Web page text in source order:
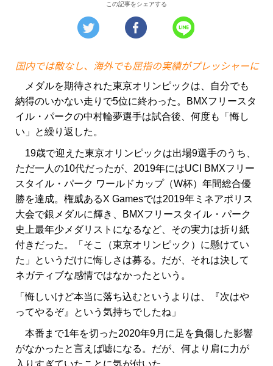
この記事をシェアする
国内では敵なし、海外でも屈指の実績がプレッシャーに
メダルを期待された東京オリンピックは、自分でも
納得のいかない走りで5位に終わった。BMXフリースタ
イル・パークの中村輪夢選手は試合後、何度も「悔し
い」と繰り返した。
19歳で迎えた東京オリンピックは出場9選手のうち、
ただ一人の10代だったが、2019年にはUCI BMXフリー
スタイル・パーク ワールドカップ（W杯）年間総合優
勝を達成。権威あるX Gamesでは2019年ミネアポリス
大会で銀メダルに輝き、BMXフリースタイル・パーク
史上最年少メダリストになるなど、その実力は折り紙
付きだった。「そこ（東京オリンピック）に懸けてい
た」というだけに悔しさは募る。だが、それは決して
ネガティブな感情ではなかったという。
「悔しいけど本当に落ち込むというよりは、『次はや
ってやるぞ』という気持ちでしたね」
本番まで1年を切った2020年9月に足を負傷した影響
がなかったと言えば嘘になる。だが、何より肩に力が